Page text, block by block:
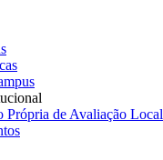
Própria de Avaliação Local